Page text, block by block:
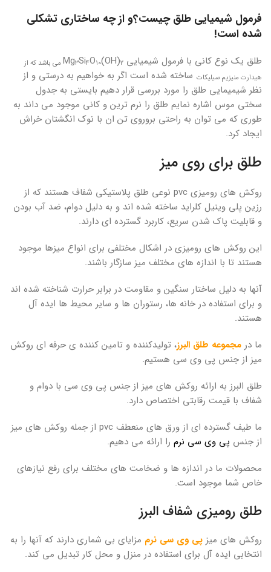
فرمول شیمیایی طلق چیست؟و از چه ساختاری تشکلی
شده است!
طلق یک نوع کانی با فرمول شیمیایی Mg ۳Si۴O۱۰(OH)۲
می باشد که از
هیدارت منیزیم سیلیکات ساخته شده است اگر به خواهیم به درستی و از
نظر شیمیمایی طلق را مورد بررسی قرار دهیم بایستی به جدول
سختی موس اشاره نمایم طلق را نرم ترین و کانی موجود می داند به
طوری که می توان به راحتی بروروی تن ان با نوک انگشتان خراش
ایجاد کرد.
طلق برای روی میز
روکش های رومیزی pvc نوعی طلق پلاستیکی شفاف هستند که از
رزین پلی وینیل کلراید ساخته شده اند و به دلیل دوام، ضد آب بودن
و قابلیت پاک شدن سریع، کاربرد گسترده ای دارند.
این روکش های رومیزی در اشکال مختلفی برای انواع میزها موجود
هستند تا با اندازه های مختلف میز سازگار باشند.
آنها به دلیل ساختار سنگین و مقاومت در برابر حرارت شناخته شده اند
و برای استفاده در خانه ها، رستوران ها و سایر محیط ها ایده آل
هستند.
ما در مجموعه طلق البرز، تولیدکننده و تامین کننده ی حرفه ای روکش
میز از جنس پی وی سی هستیم.
طلق البرز به ارائه روکش های میز از جنس پی وی سی با دوام و
شفاف با قیمت رقابتی اختصاص دارد.
ما طیف گسترده ای از ورق های منعطف pvc از جمله روکش های میز
از جنس پی وی سی نرم را ارائه می دهیم.
محصولات ما در اندازه ها و ضخامت های مختلف برای رفع نیازهای
خاص شما موجود است.
طلق رومیزی شفاف البرز
روکش های میز پی وی سی نرم مزایای بی شماری دارند که آنها را به
انتخابی ایده آل برای استفاده در منزل و محل کار تبدیل می کند.